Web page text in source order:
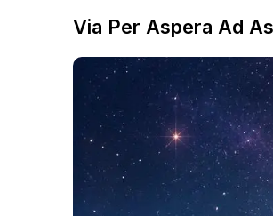
Via Per Aspera Ad